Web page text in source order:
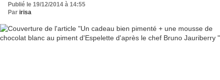
Publié le 19/12/2014 à 14:55
Par irisa